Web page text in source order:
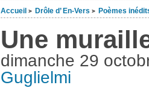
Accueil > Drôle d’ En-Vers > Poèmes
Une
dimanche 29
Guglielmi